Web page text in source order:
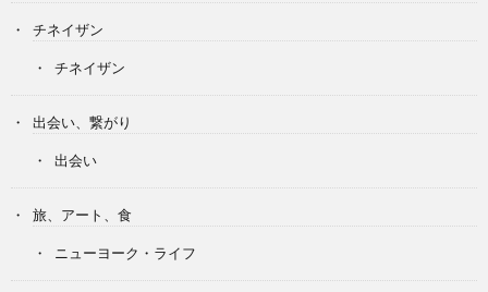
チネイザン
チネイザン
出会い、繋がり
出会い
旅、アート、食
ニューヨーク・ライフ